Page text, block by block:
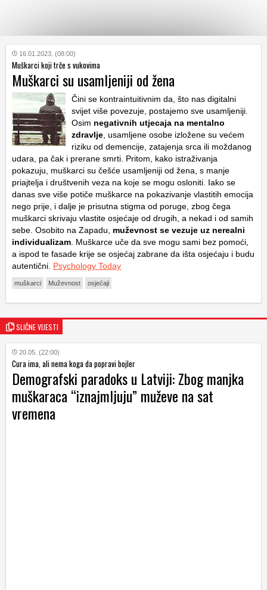
KATEGORIJE
HRVATSKI
WEB
16.01.2023. (08:00)
Muškarci koji trče s vukovima
Muškarci su usamljeniji od žena
Čini se kontraintuitivnim da, što nas digitalni
svijet više povezuje, postajemo sve usamljeniji.
Osim negativnih utjecaja na mentalno
zdravlje , usamljene osobe izložene su većem
riziku od demencije, zatajenja srca ili moždanog
udara, pa čak i prerane smrti. Pritom, kako istraživanja
pokazuju, muškarci su češće usamljeniji od žena, s manje
priajtelja i društvenih veza na koje se mogu osloniti. Iako se
danas sve više potiče muškarce na pokazivanje vlastitih emocija
nego prije, i dalje je prisutna stigma od poruge, zbog čega
muškarci skrivaju vlastite osjećaje od drugih, a nekad i od samih
sebe. Osobito na Zapadu, muževnost se vezuje uz nerealni
individualizam . Muškarce uče da sve mogu sami bez pomoći,
a ispod te fasade krije se osjećaj zabrane da išta osjećaju i budu
autentični. Psychology Today
muškarci Muževnost osjećaji
SLIČNE VIJESTI
20.05. (22:00)
Cura ima, ali nema koga da popravi bojler
Demografski paradoks u Latviji: Zbog manjka
muškaraca “iznajmljuju” muževe na sat
vremena